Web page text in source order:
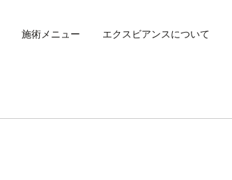
施術メニュー エクスビアンスについて